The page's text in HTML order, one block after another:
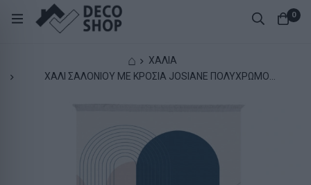
0
⌂
ΧΑΛΙΑ
ΧΑΛΙ ΣΑΛΟΝΙΟΥ ΜΕ ΚΡΟΣΙΑ JOSIANE ΠΟΛΥΧΡΩΜΟ